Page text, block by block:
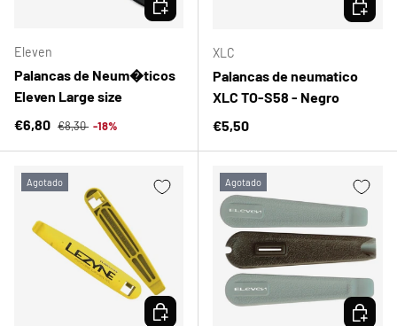
Eleven
Palancas de Neum�ticos
Eleven Large size
Precio de venta
€6,80 Precio normal
€8,30 -18%
XLC
Palancas de neumatico
XLC TO-S58 - Negro
Precio normal
€5,50
Agotado
ELEGIR OPCIONES
Agotado
ELEGIR